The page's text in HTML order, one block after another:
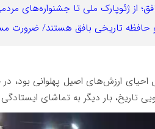
از ژئوپارک ملی تا جشنواره‌های
حافظه تاریخی بافق هستند/ ضرورت
ارزش‌های اصیل پهلوانی بود،
تاریخ، بار دیگر به تماشای